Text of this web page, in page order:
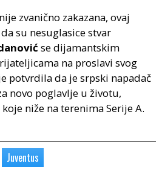
zvanično zakazana, ovaj
su nesuglasice stvar
se dijamantskim
na proslavi svog
potvrdila da je srpski napadač
novo poglavlje u životu,
niže na terenima Serije A.
Juventus